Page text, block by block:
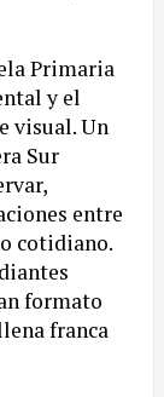
Primaria
y el
visual. Un
Sur
entre
cotidiano.
formato
franca